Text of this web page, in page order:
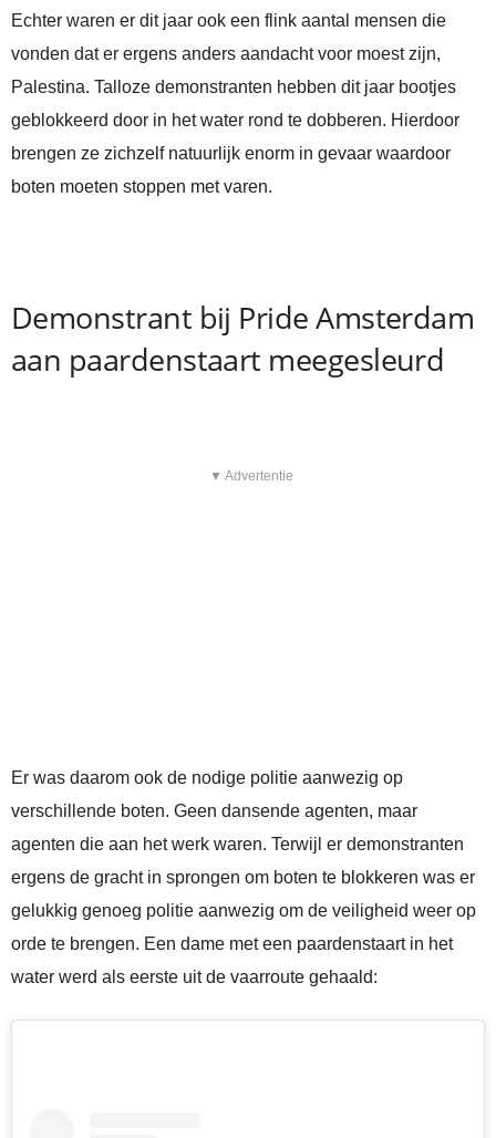
Echter waren er dit jaar ook een flink aantal mensen die
vonden dat er ergens anders aandacht voor moest zijn,
Palestina. Talloze demonstranten hebben dit jaar bootjes
geblokkeerd door in het water rond te dobberen. Hierdoor
brengen ze zichzelf natuurlijk enorm in gevaar waardoor
boten moeten stoppen met varen.
Demonstrant bij Pride Amsterdam
aan paardenstaart meegesleurd
▼ Advertentie
Er was daarom ook de nodige politie aanwezig op
verschillende boten. Geen dansende agenten, maar
agenten die aan het werk waren. Terwijl er demonstranten
ergens de gracht in sprongen om boten te blokkeren was er
gelukkig genoeg politie aanwezig om de veiligheid weer op
orde te brengen. Een dame met een paardenstaart in het
water werd als eerste uit de vaarroute gehaald: